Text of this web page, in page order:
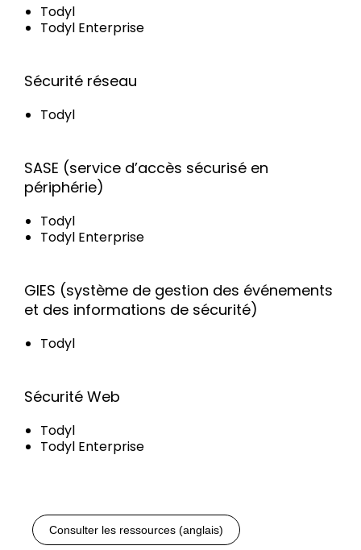
Todyl
Todyl Enterprise
Sécurité réseau
Todyl
SASE (service d’accès sécurisé en
périphérie)
Todyl
Todyl Enterprise
GIES (système de gestion des événements
et des informations de sécurité)
Todyl
Sécurité Web
Todyl
Todyl Enterprise
Consulter les ressources (anglais)